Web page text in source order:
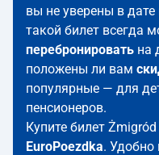
вы не уверены в
такой билет всегда
перебронировать на
положены ли вам
популярные — для
пенсионеров.
Купите билет
EuroPoezdka. Удобно